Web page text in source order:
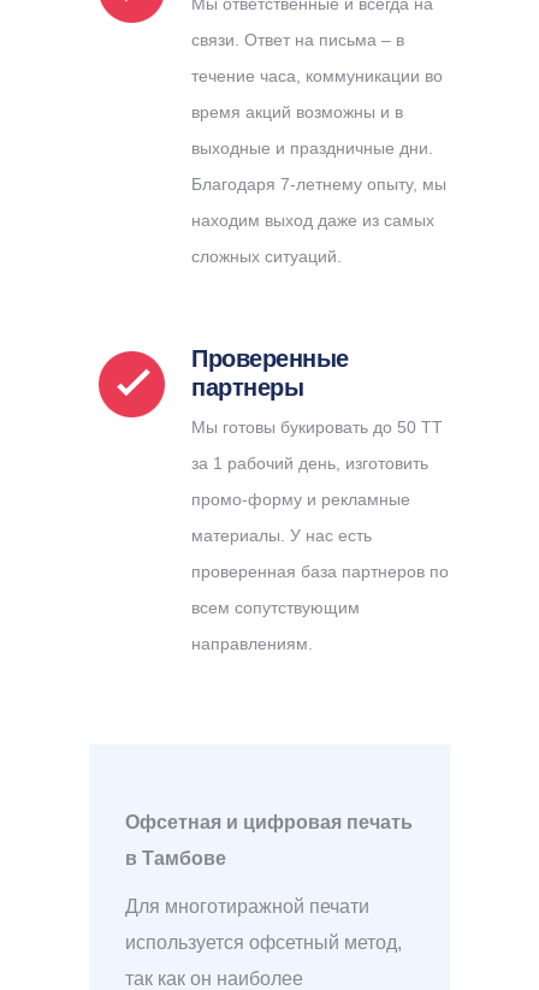
связи. Ответ на письма – в
течение часа, коммуникации во
время акций возможны и в
выходные и праздничные дни.
Благодаря 7-летнему опыту, мы
находим выход даже из самых
сложных ситуаций.
Проверенные
партнеры
Мы готовы букировать до 50 ТТ
за 1 рабочий день, изготовить
промо-форму и рекламные
материалы. У нас есть
проверенная база партнеров по
всем сопутствующим
направлениям.
Офсетная и цифровая печать
в Тамбове
Для многотиражной печати
используется офсетный метод,
так как он наиболее